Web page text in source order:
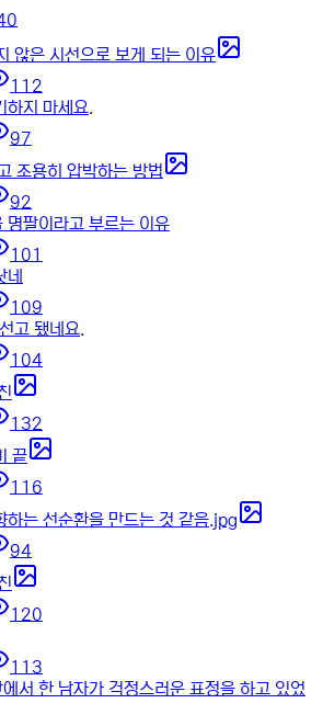
않은 시선으로 보게 되는 이유
112
하지 마세요.
97
조용히 압박하는 방법
92
명팔이라고 부르는 이유
101
네
109
고 됐네요.
104
132
끝
116
하는 선순환을 만드는 것 같음.jpg
94
120
113
서 한 남자가 걱정스러운 표정을 하고 있었